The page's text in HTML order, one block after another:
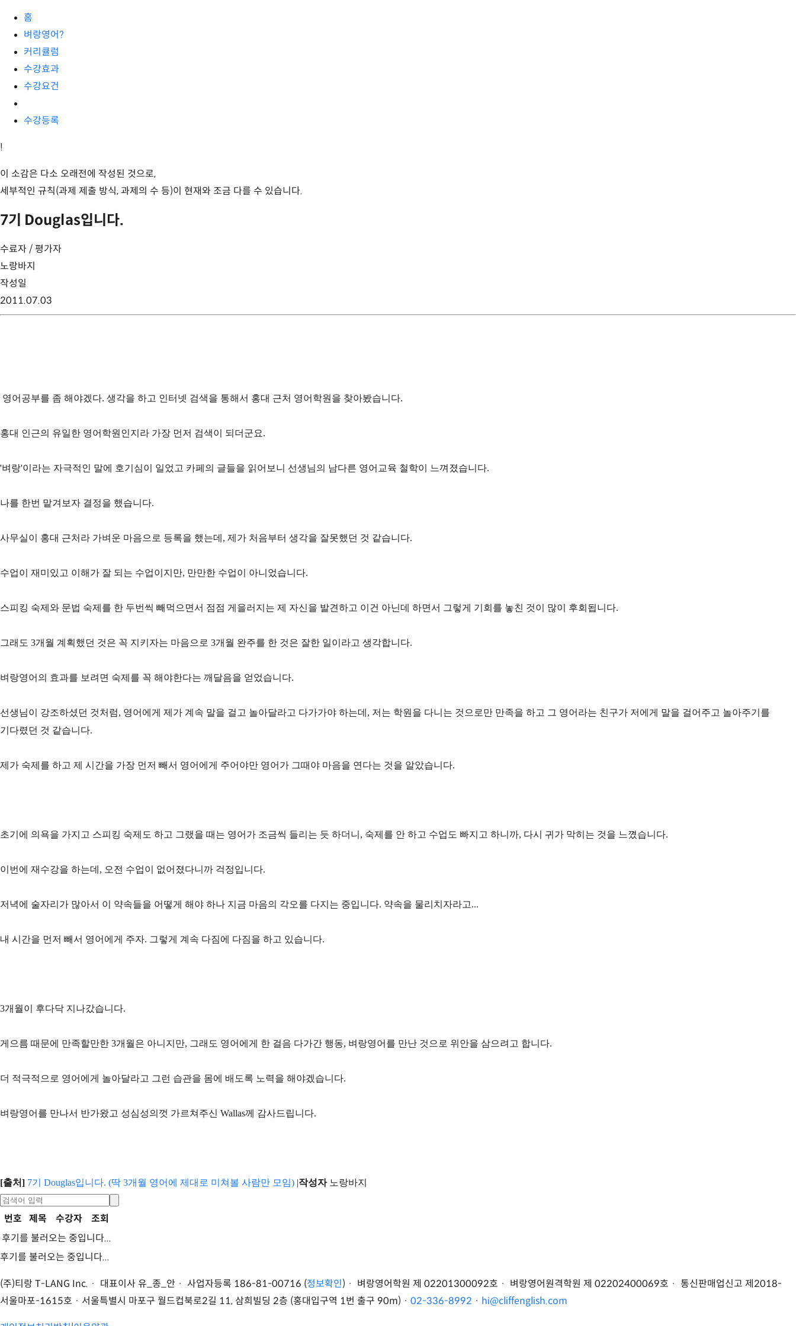
홈
벼랑영어?
커리큘럼
수강효과
수강요건
수강등록
!
이 소감은 다소 오래전에 작성된 것으로,
세부적인 규칙(과제 제출 방식, 과제의 수 등)이 현재와 조금 다를 수 있습니다.
7기 Douglas입니다.
수료자 / 평가자
노랑바지
작성일
2011.07.03
영어공부를 좀 해야겠다. 생각을 하고 인터넷 검색을 통해서 홍대 근처 영어학원을 찾아봤습니다.
홍대 인근의 유일한 영어학원인지라 가장 먼저 검색이 되더군요.
'벼랑'이라는 자극적인 말에 호기심이 일었고 카페의 글들을 읽어보니 선생님의 남다른 영어교육 철학이 느껴졌습니다.
나를 한번 맡겨보자 결정을 했습니다.
사무실이 홍대 근처라 가벼운 마음으로 등록을 했는데, 제가 처음부터 생각을 잘못했던 것 같습니다.
수업이 재미있고 이해가 잘 되는 수업이지만, 만만한 수업이 아니었습니다.
스피킹 숙제와 문법 숙제를 한 두번씩 빼먹으면서 점점 게을러지는 제 자신을 발견하고 이건 아닌데 하면서 그렇게 기회를 놓친 것이 많이 후회됩니다.
그래도 3개월 계획했던 것은 꼭 지키자는 마음으로 3개월 완주를 한 것은 잘한 일이라고 생각합니다.
벼랑영어의 효과를 보려면 숙제를 꼭 해야한다는 깨달음을 얻었습니다.
선생님이 강조하셨던 것처럼, 영어에게 제가 계속 말을 걸고 놀아달라고 다가가야 하는데, 저는 학원을 다니는 것으로만 만족을 하고 그 영어라는 친구가 저에게 말을 걸어주고 놀아주기를
기다렸던 것 같습니다.
제가 숙제를 하고 제 시간을 가장 먼저 빼서 영어에게 주어야만 영어가 그때야 마음을 연다는 것을 알았습니다.
초기에 의욕을 가지고 스피킹 숙제도 하고 그랬을 때는 영어가 조금씩 들리는 듯 하더니, 숙제를 안 하고 수업도 빠지고 하니까, 다시 귀가 막히는 것을 느꼈습니다.
이번에 재수강을 하는데, 오전 수업이 없어졌다니까 걱정입니다.
저녁에 술자리가 많아서 이 약속들을 어떻게 해야 하나 지금 마음의 각오를 다지는 중입니다. 약속을 물리치자라고...
내 시간을 먼저 빼서 영어에게 주자. 그렇게 계속 다짐에 다짐을 하고 있습니다.
3개월이 후다닥 지나갔습니다.
게으름 때문에 만족할만한 3개월은 아니지만, 그래도 영어에게 한 걸음 다가간 행동, 벼랑영어를 만난 것으로 위안을 삼으려고 합니다.
더 적극적으로 영어에게 놀아달라고 그런 습관을 몸에 배도록 노력을 해야겠습니다.
벼랑영어를 만나서 반가왔고 성심성의껏 가르쳐주신 Wallas께 감사드립니다.
[출처] 7기 Douglas입니다. (딱 3개월 영어에 제대로 미쳐볼 사람만 모임) |작성자노랑바지
번호 제목 수강자
조회
후기를 불러오는 중입니다...
후기를 불러오는 중입니다...
(주)티랑 T-LANG Inc. · 대표이사 유_종_안 · 사업자등록 186-81-00716 (정보확인) · 벼랑영어학원 제 02201300092호 · 벼랑영어원격학원 제 02202400069호 · 통신판매업신고 제2018-
서울마포-1615호 · 서울특별시 마포구 월드컵북로2길 11, 삼희빌딩 2층 (홍대입구역 1번 출구 90m) · 02-336-8992 · hi@cliffenglish.com